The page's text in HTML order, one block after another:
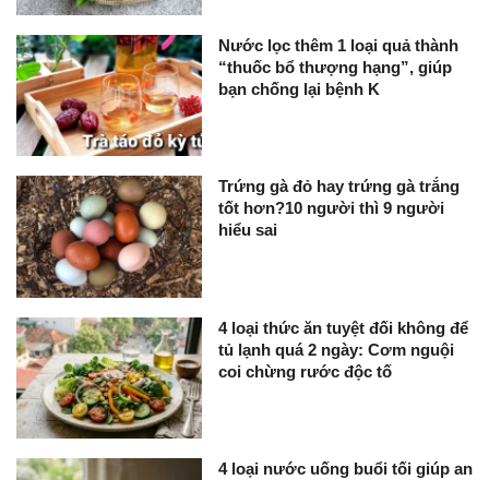
Nước lọc thêm 1 loại quả thành
“thuốc bổ thượng hạng”, giúp
bạn chống lại bệnh K
Trứng gà đỏ hay trứng gà trắng
tốt hơn?10 người thì 9 người
hiểu sai
4 loại thức ăn tuyệt đối không để
tủ lạnh quá 2 ngày: Cơm nguội
coi chừng rước độc tố
4 loại nước uống buổi tối giúp an